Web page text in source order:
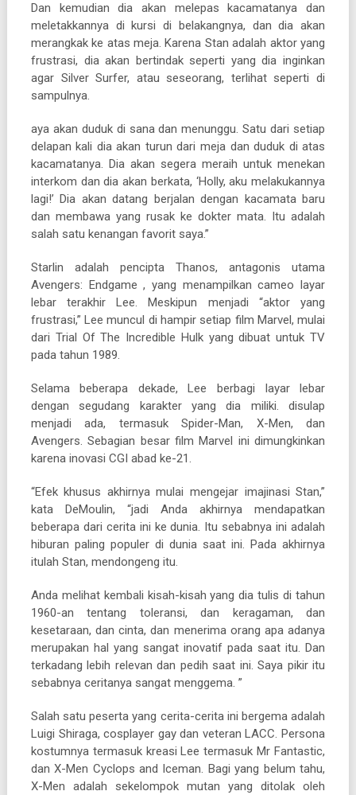
Dan kemudian dia akan melepas kacamatanya dan
meletakkannya di kursi di belakangnya, dan dia akan
merangkak ke atas meja. Karena Stan adalah aktor yang
frustrasi, dia akan bertindak seperti yang dia inginkan
agar Silver Surfer, atau seseorang, terlihat seperti di
sampulnya.
aya akan duduk di sana dan menunggu. Satu dari setiap
delapan kali dia akan turun dari meja dan duduk di atas
kacamatanya. Dia akan segera meraih untuk menekan
interkom dan dia akan berkata, ‘Holly, aku melakukannya
lagi!’ Dia akan datang berjalan dengan kacamata baru
dan membawa yang rusak ke dokter mata. Itu adalah
salah satu kenangan favorit saya.”
Starlin adalah pencipta Thanos, antagonis utama
Avengers: Endgame , yang menampilkan cameo layar
lebar terakhir Lee. Meskipun menjadi “aktor yang
frustrasi,” Lee muncul di hampir setiap film Marvel, mulai
dari Trial Of The Incredible Hulk yang dibuat untuk TV
pada tahun 1989.
Selama beberapa dekade, Lee berbagi layar lebar
dengan segudang karakter yang dia miliki. disulap
menjadi ada, termasuk Spider-Man, X-Men, dan
Avengers. Sebagian besar film Marvel ini dimungkinkan
karena inovasi CGI abad ke-21.
“Efek khusus akhirnya mulai mengejar imajinasi Stan,”
kata DeMoulin, “jadi Anda akhirnya mendapatkan
beberapa dari cerita ini ke dunia. Itu sebabnya ini adalah
hiburan paling populer di dunia saat ini. Pada akhirnya
itulah Stan, mendongeng itu.
Anda melihat kembali kisah-kisah yang dia tulis di tahun
1960-an tentang toleransi, dan keragaman, dan
kesetaraan, dan cinta, dan menerima orang apa adanya
merupakan hal yang sangat inovatif pada saat itu. Dan
terkadang lebih relevan dan pedih saat ini. Saya pikir itu
sebabnya ceritanya sangat menggema. ”
Salah satu peserta yang cerita-cerita ini bergema adalah
Luigi Shiraga, cosplayer gay dan veteran LACC. Persona
kostumnya termasuk kreasi Lee termasuk Mr Fantastic,
dan X-Men Cyclops and Iceman. Bagi yang belum tahu,
X-Men adalah sekelompok mutan yang ditolak oleh